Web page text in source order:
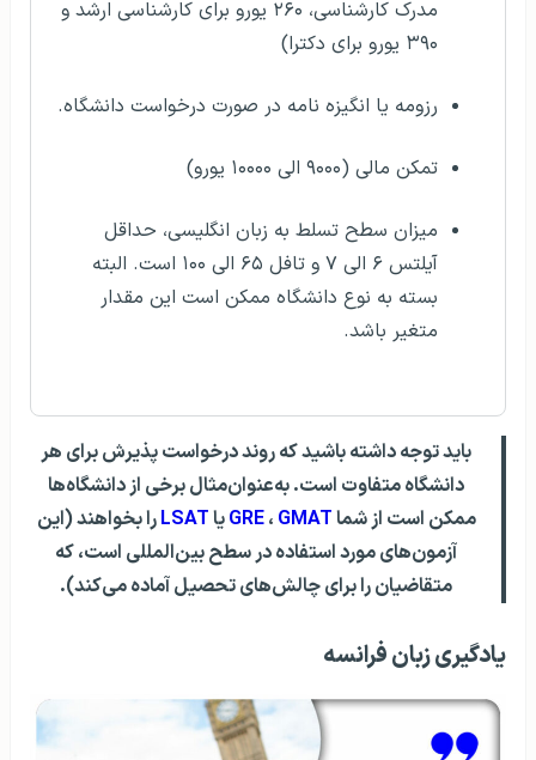
مدرک کارشناسی، ۲۶۰ یورو برای کارشناسی ارشد و
۳۹۰ یورو برای دکترا)
رزومه یا انگیزه نامه در صورت درخواست دانشگاه.
تمکن مالی (۹۰۰۰ الی ۱۰۰۰۰ یورو)
میزان سطح تسلط به زبان انگلیسی، حداقل
آیلتس ۶ الی ۷ و تافل ۶۵ الی ۱۰۰ است. البته
بسته به نوع دانشگاه ممکن است این مقدار
متغیر باشد.
باید توجه داشته باشید که روند درخواست پذیرش برای هر
دانشگاه متفاوت است. به‌عنوان‌مثال برخی از دانشگاه‌ها
ممکن است از شما
GRE، GMAT یاLSATرا بخواهند (این
آزمون‌های مورد استفاده در سطح بین‌المللی است، که
متقاضیان را برای چالش‌های تحصیل آماده می‌کند).
یادگیری زبان فرانسه